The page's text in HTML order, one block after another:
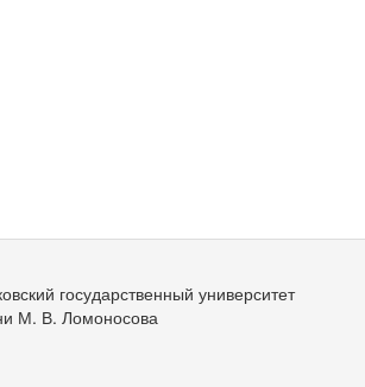
государственный университет
М. В. Ломоносова